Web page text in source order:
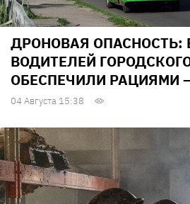
ДРОНОВАЯ ОПАСНОСТЬ:
ВОДИТЕЛЕЙ
ОБЕСПЕЧИЛИ РАЦИЯМИ
04 Августа 15:38